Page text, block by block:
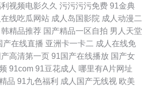
视频电影久久 污污污污免费 91金典
在线吃瓜网站 成人岛国影院 成人动漫二
韩精品推荐 国产精品一区自拍 男人天堂
产在线直播 亚洲卡一卡二 成人在线免
产高清第一页 91国产在线播放 国产女
91com 91豆花成人 哪里有A片网址
品 91九色福利 成人国产无线视 欧美